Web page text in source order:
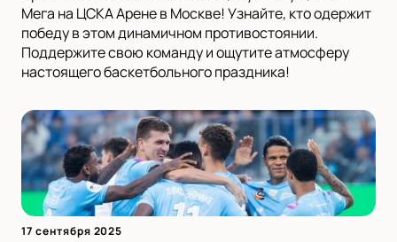
Мега на ЦСКА Арене в Москве! Узнайте, кто одержит
победу в этом динамичном противостоянии.
Поддержите свою команду и ощутите атмосферу
настоящего баскетбольного праздника!
17 сентября 2025